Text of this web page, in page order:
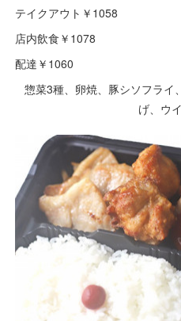
テイクアウト￥1058
店内飲食￥1078
配達￥1060
惣菜3種、卵焼、豚シソフライ
げ、ウ